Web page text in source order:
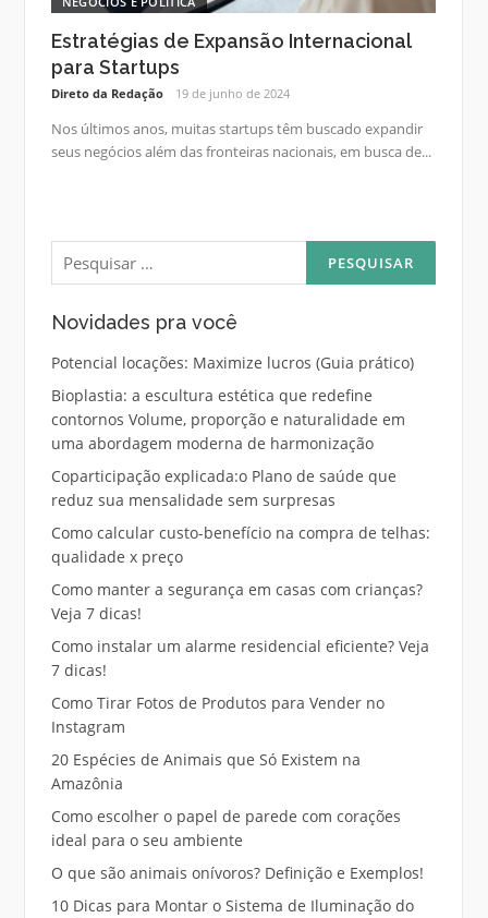
Estratégias de Expansão Internacional
para Startups
Direto da Redação 19 de junho de 2024
Nos últimos anos, muitas startups têm buscado expandir
seus negócios além das fronteiras nacionais, em busca de...
Pesquisar
por:
Novidades pra você
Potencial locações: Maximize lucros (Guia prático)
Bioplastia: a escultura estética que redefine
contornos Volume, proporção e naturalidade em
uma abordagem moderna de harmonização
Coparticipação explicada:o Plano de saúde que
reduz sua mensalidade sem surpresas
Como calcular custo-benefício na compra de telhas:
qualidade x preço
Como manter a segurança em casas com crianças?
Veja 7 dicas!
Como instalar um alarme residencial eficiente? Veja
7 dicas!
Como Tirar Fotos de Produtos para Vender no
Instagram
20 Espécies de Animais que Só Existem na
Amazônia
Como escolher o papel de parede com corações
ideal para o seu ambiente
O que são animais onívoros? Definição e Exemplos!
10 Dicas para Montar o Sistema de Iluminação do